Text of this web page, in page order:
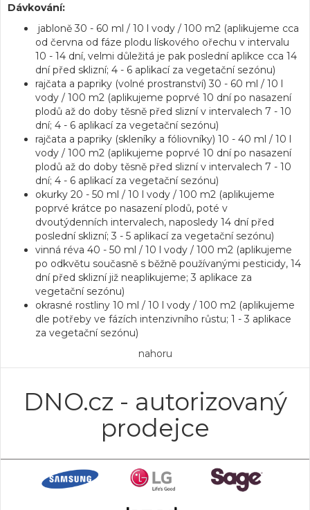
Dávkování:
jabloně 30 - 60 ml / 10 l vody / 100 m2 (aplikujeme cca
od června od fáze plodu lískového ořechu v intervalu
10 - 14 dní, velmi důležitá je pak poslední aplikce cca 14
dní před sklizní; 4 - 6 aplikací za vegetační sezónu)
rajčata a papriky (volné prostranství) 30 - 60 ml / 10 l
vody / 100 m2 (aplikujeme poprvé 10 dní po nasazení
plodů až do doby těsně před slizní v intervalech 7 - 10
dní; 4 - 6 aplikací za vegetační sezónu)
rajčata a papriky (skleníky a fóliovníky) 10 - 40 ml / 10 l
vody / 100 m2 (aplikujeme poprvé 10 dní po nasazení
plodů až do doby těsně před slizní v intervalech 7 - 10
dní; 4 - 6 aplikací za vegetační sezónu)
okurky 20 - 50 ml / 10 l vody / 100 m2 (aplikujeme
poprvé krátce po nasazení plodů, poté v
dvoutýdenních intervalech, naposledy 14 dní před
poslední sklizní; 3 - 5 aplikací za vegetační sezónu)
vinná réva 40 - 50 ml / 10 l vody / 100 m2 (aplikujeme
po odkvětu současně s běžně používanými pesticidy, 14
dní před sklizní již neaplikujeme; 3 aplikace za
vegetační sezónu)
okrasné rostliny 10 ml / 10 l vody / 100 m2 (aplikujeme
dle potřeby ve fázích intenzivního růstu; 1 - 3 aplikace
za vegetační sezónu)
nahoru
DNO.cz - autorizovaný
prodejce